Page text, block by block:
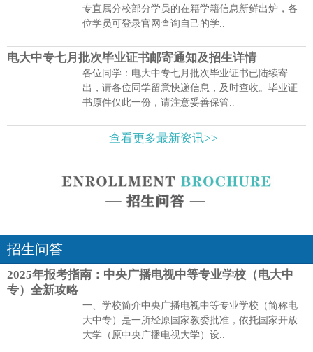
专直属分校部分学员的在籍学籍信息新鲜出炉，各
位学员可登录官网查询自己的学..
电大中专七月批次毕业证书邮寄通知及招生详情
各位同学：电大中专七月批次毕业证书已陆续寄
出，请各位同学留意快递信息，及时查收。毕业证
书原件仅此一份，请注意妥善保管..
查看更多最新资讯>>
招生问答
2025年报考指南：中央广播电视中等专业学校（电大中
专）全新攻略
一、学校简介中央广播电视中等专业学校（简称电
大中专）是一所经原国家教委批准，依托国家开放
大学（原中央广播电视大学）设..